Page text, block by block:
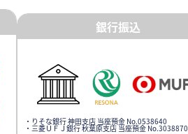
銀行振込
・りそな銀行 神田支店 当座預金 No.0538640
・三菱ＵＦＪ銀行 秋葉原支店 当座預金 No.3038870